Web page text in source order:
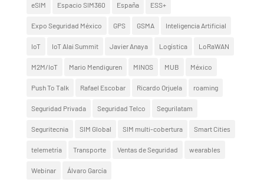
eSIM Espacio SIM360 España ESS+
Expo Seguridad México GPS GSMA Inteligencia Artificial
IoT IoT Alai Summit Javier Anaya Logística LoRaWAN
M2M/IoT Mario Mendiguren MINOS MUB México
Push To Talk Rafael Escobar Ricardo Orjuela roaming
Seguridad Privada Seguridad Telco Segurilatam
Seguritecnia SIM Global SIM multi-cobertura Smart Cities
telemetría Transporte Ventas de Seguridad wearables
Webinar Álvaro García